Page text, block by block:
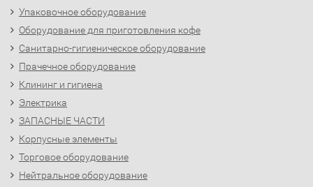
Упаковочное оборудование
Оборудование для приготовления кофе
Санитарно-гигиеническое оборудование
Прачечное оборудование
Клининг и гигиена
Электрика
ЗАПАСНЫЕ ЧАСТИ
Корпусные элементы
Торговое оборудование
Нейтральное оборудование